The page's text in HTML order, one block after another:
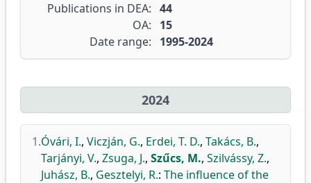
Publications in DEA: 44
OA:
15
Date range:
1995-2024
2024
1.Óvári, I., Viczján, G., Erdei, T. D., Takács, B.,
Tarjányi, V., Zsuga, J., Szűcs, M., Szilvássy, Z.,
Juhász, B., Gesztelyi, R.: The influence of the